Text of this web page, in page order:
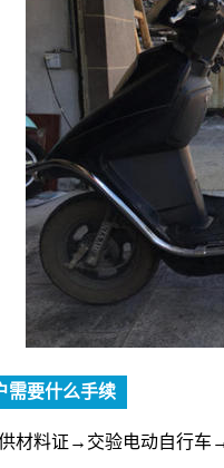
需要什么手续
材料证→交验电动自行车